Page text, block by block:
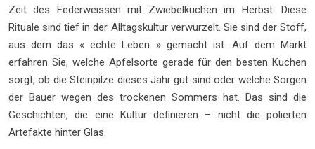
Zeit des Federweissen mit Zwiebelkuchen im Herbst. Diese
Rituale sind tief in der Alltagskultur verwurzelt. Sie sind der Stoff,
aus dem das « echte Leben » gemacht ist. Auf dem Markt
erfahren Sie, welche Apfelsorte gerade für den besten Kuchen
sorgt, ob die Steinpilze dieses Jahr gut sind oder welche Sorgen
der Bauer wegen des trockenen Sommers hat. Das sind die
Geschichten, die eine Kultur definieren – nicht die polierten
Artefakte hinter Glas.